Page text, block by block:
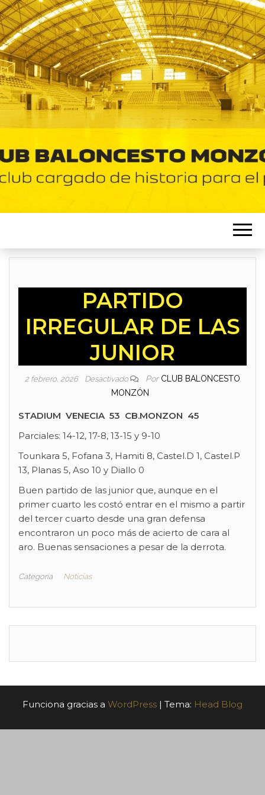
PARTIDO
IRREGULAR DE LAS
JUNIOR
2 febrero, 2026 Desactivado Por CLUB BALONCESTO
MONZÓN
STADIUM VENECIA 53 CB.MONZON 45
Parciales: 14-12, 17-8, 13-15 y 9-10
Tounkara 5, Fofana 3, Hamiti 8, Castel.D 1, Castel.P
13, Planas 5, Aso 10 y Diallo 0
Buen partido de las junior que, aunque en el
primer cuarto les costó entrar en el mismo a partir
del tercer cuarto desde una gran defensa
encontraron un poco más de acierto de cara al
aro. Buenas sensaciones a pesar de la derrota.
Categoría Noticias
Funciona gracias a WordPress | Tema: Head Blog